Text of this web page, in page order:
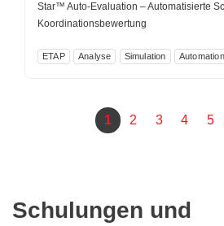
Star™ Auto-Evaluation – Automatisierte
Koordinationsbewertung
ETAP Analyse Simulation Automation
1 2 3 4 5
Schulungen und